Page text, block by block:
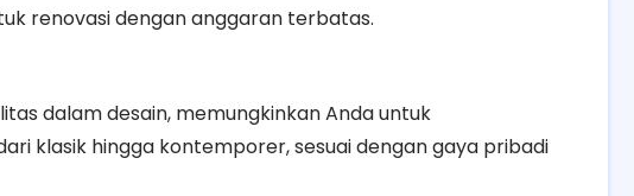
renovasi dengan anggaran terbatas.
dalam desain, memungkinkan Anda untuk
klasik hingga kontemporer, sesuai dengan gaya pribadi